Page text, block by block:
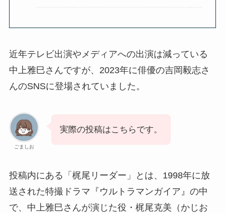
近年テレビ出演やメディアへの出演は減っている
中上雅巳さんですが、2023年に俳優の吉岡毅志さ
んのSNSに登場されていました。
ごましお
実際の投稿はこちらです。
投稿内にある「梶尾リーダー」とは、1998年に放
送された特撮ドラマ『ウルトラマンガイア』の中
で、中上雅巳さんが演じた役・梶尾克美（かじお